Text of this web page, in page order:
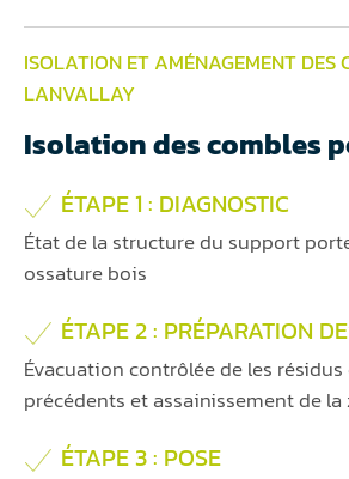
ISOLATION ET AMÉNAGEMENT DES
LANVALLAY
Isolation des combles
ÉTAPE 1 : DIAGNOSTIC
État de la structure du support
ossature bois
ÉTAPE 2 : PRÉPARATION
Évacuation contrôlée de les résidus
précédents et assainissement de la
ÉTAPE 3 : POSE